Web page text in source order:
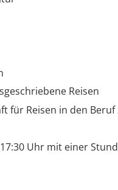
Reisen
für Reisen in den
Uhr mit einer